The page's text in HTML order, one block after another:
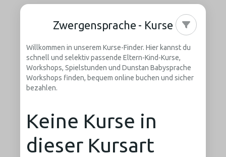
Zwergensprache - Kurse
Willkommen in unserem Kurse-Finder. Hier kannst du
schnell und selektiv passende Eltern-Kind-Kurse,
Workshops, Spielstunden und Dunstan Babysprache
Workshops finden, bequem online buchen und sicher
bezahlen.
Keine Kurse in
dieser Kursart